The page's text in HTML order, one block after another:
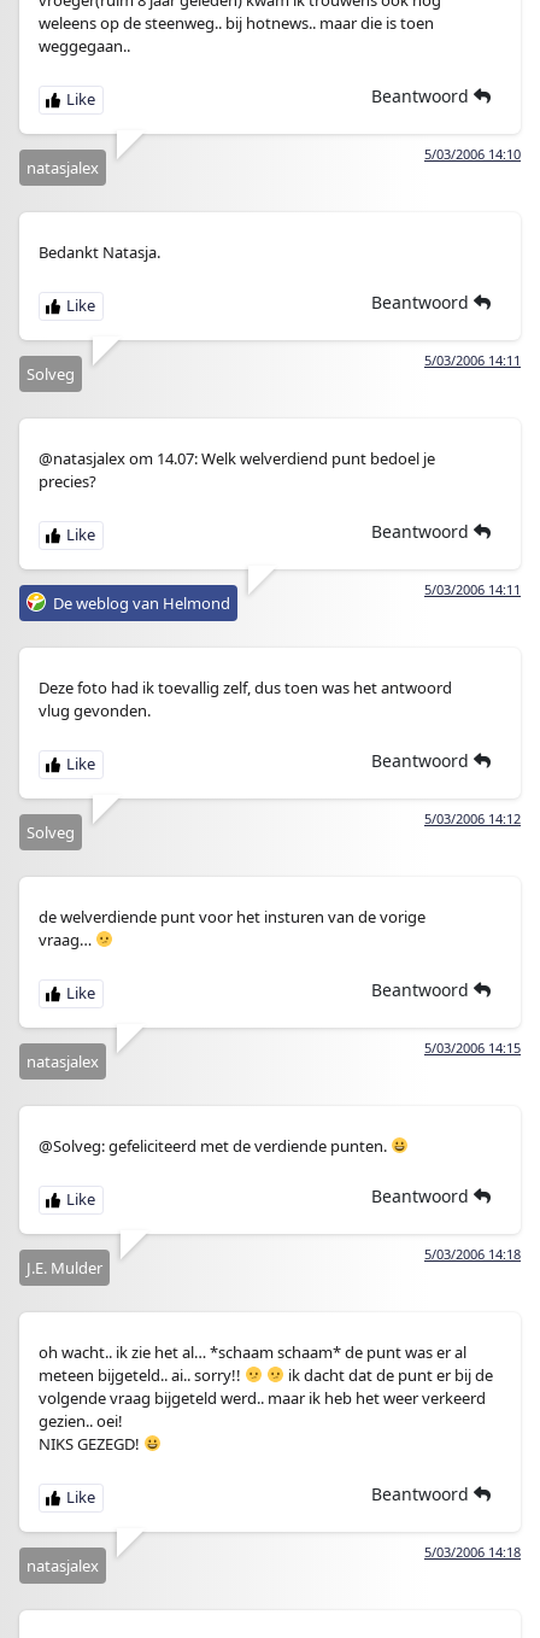
weleens op de steenweg.. bij hotnews.. maar die is toen
weggegaan..
Beantwoord
5/03/2006 14:10
natasjalex
Bedankt Natasja.
Beantwoord
5/03/2006 14:11
Solveg
@natasjalex om 14.07: Welk welverdiend punt bedoel je
precies?
Beantwoord
5/03/2006 14:11
De weblog van Helmond
Deze foto had ik toevallig zelf, dus toen was het antwoord
vlug gevonden.
Beantwoord
5/03/2006 14:12
Solveg
de welverdiende punt voor het insturen van de vorige
vraag…
Beantwoord
5/03/2006 14:15
natasjalex
@Solveg: gefeliciteerd met de verdiende punten.
Beantwoord
5/03/2006 14:18
J.E. Mulder
oh wacht.. ik zie het al… *schaam schaam* de punt was er al
meteen bijgeteld.. ai.. sorry!!
ik dacht dat de punt er bij de
volgende vraag bijgeteld werd.. maar ik heb het weer verkeerd
gezien.. oei!
NIKS GEZEGD!
Beantwoord
5/03/2006 14:18
natasjalex